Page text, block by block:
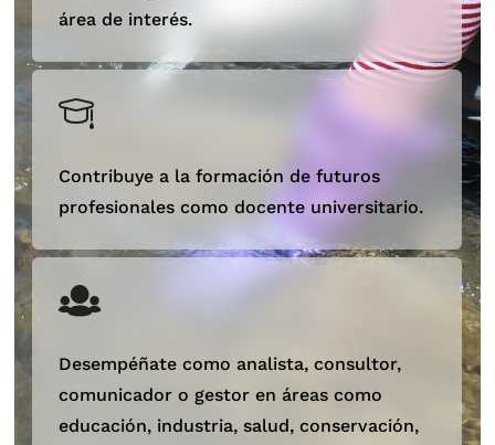
área de interés.
Contribuye a la formación de futuros
profesionales como docente universitario.
Desempéñate como analista, consultor,
comunicador o gestor en áreas como
educación, industria, salud, conservación,